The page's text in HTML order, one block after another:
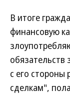
В итоге
финансовую
с его
сделкам",